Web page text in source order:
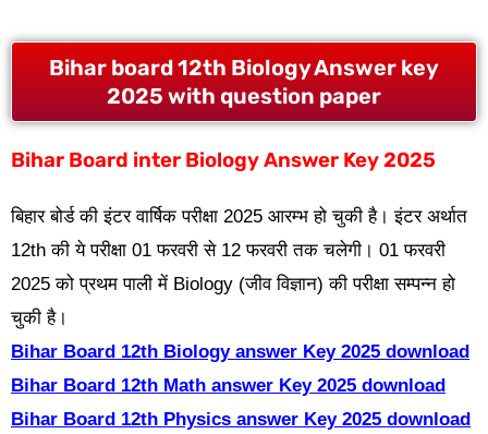
Bihar board 12th Biology Answer key
2025 with question paper
Bihar Board inter Biology Answer Key 2025
बिहार बोर्ड की इंटर वार्षिक परीक्षा 2025 आरम्भ हो चुकी है। इंटर अर्थात
12th की ये परीक्षा 01 फरवरी से 12 फरवरी तक चलेगी। 01 फरवरी
2025 को प्रथम पाली में Biology (जीव विज्ञान) की परीक्षा सम्पन्न हो
चुकी है।
Bihar Board 12th Biology answer Key 2025 download
Bihar Board 12th Math answer Key 2025 download
Bihar Board 12th Physics answer Key 2025 download